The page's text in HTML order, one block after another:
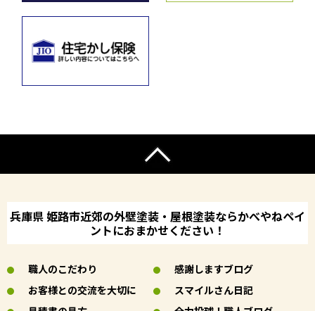
兵庫県 姫路市近郊の外壁塗装・屋根塗装ならかべやねペイ
ントにおまかせください！
職人のこだわり
お客様との交流を大切に
感謝しますブログ
スマイルさん日記